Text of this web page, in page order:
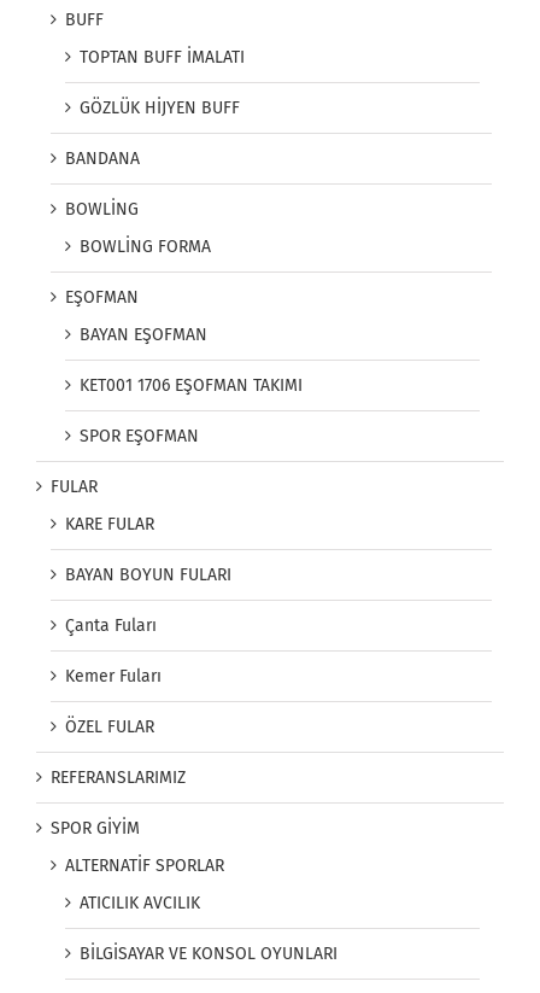
BUFF
TOPTAN BUFF İMALATI
GÖZLÜK HİJYEN BUFF
BANDANA
BOWLİNG
BOWLİNG FORMA
EŞOFMAN
BAYAN EŞOFMAN
KET001 1706 EŞOFMAN TAKIMI
SPOR EŞOFMAN
FULAR
KARE FULAR
BAYAN BOYUN FULARI
Çanta Fuları
Kemer Fuları
ÖZEL FULAR
REFERANSLARIMIZ
SPOR GİYİM
ALTERNATİF SPORLAR
ATICILIK AVCILIK
BİLGİSAYAR VE KONSOL OYUNLARI